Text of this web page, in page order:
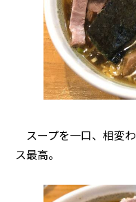
スープを一口、相変
ス最高。